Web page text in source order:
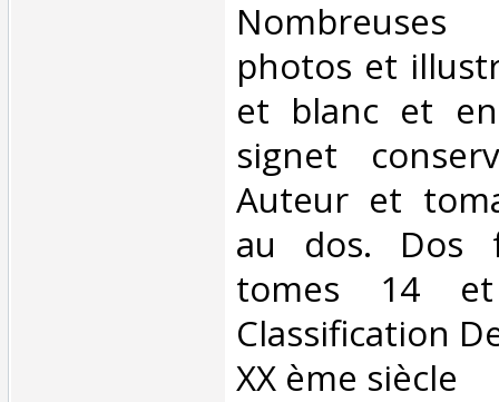
photos et
et blanc et
signet
Auteur et
au dos. Dos
tomes 14
Classification
XX ème siècle‎